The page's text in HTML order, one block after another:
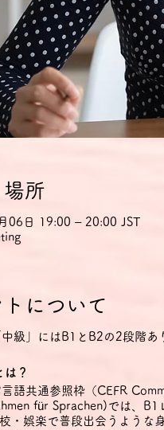
場所
06日 19:00 – 20:00 JST
について
級」にはB1とB2の2段階あ
は？
言語共通参照枠（CEFR
für Sprachen)では、B1
・娯楽で普段出会うような